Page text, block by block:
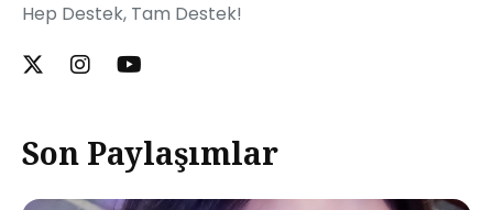
Hep Destek, Tam Destek!
Son Paylaşımlar